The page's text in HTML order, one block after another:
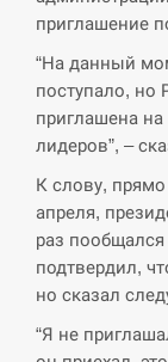
СЕРПЕНЬ
13:53
В Москве
дронов
СЕРПЕНЬ
13:40
Біля
виявили
СЕРПЕНЬ
“Они
приглашение
“На данный
поступало, но
приглашена
лидеров”, –
К слову,
апреля,
раз
подтвердил,
но сказал
“Я не